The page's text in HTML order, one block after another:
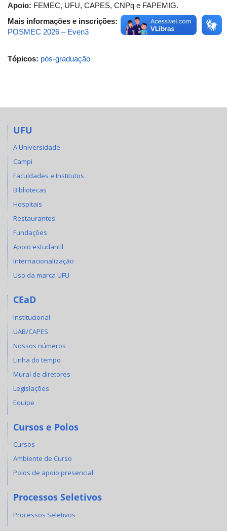
Apoio: FEMEC, UFU, CAPES, CNPq e FAPEMIG.
Mais informações e inscrições:
POSMEC 2026 – Even3
Tópicos: pós-graduação
UFU
A Universidade
Campi
Faculdades e Institutos
Bibliotecas
Hospitais
Restaurantes
Fundações
Apoio estudantil
Internacionalização
Uso da marca UFU
CEaD
Institucional
UAB/CAPES
Nossos números
Linha do tempo
Mural de diretores
Legislações
Equipe
Cursos e Polos
Cursos
Ambiente de Curso
Polos de apoio presencial
Processos Seletivos
Processos Seletivos